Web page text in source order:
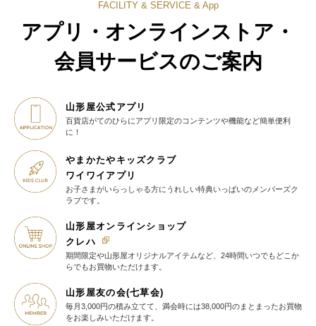
FACILITY & SERVICE & App
アプリ・オンラインストア・
会員サービスのご案内
山形屋公式アプリ
百貨店がてのひらにアプリ限定のコンテンツや機能など簡単便利
に！
やまかたやキッズクラブ
ワイワイアプリ
お子さまがいらっしゃる方に うれしい特典いっぱいの メンバーズク
ラブです。
山形屋オンラインショップ
クレハ
期間限定や山形屋オリジナルアイテムなど、24時間いつでもどこか
らでもお買物いただけます。
山形屋友の会(七草会)
毎月3,000円の積み立てて、満会時には38,000円のまとまったお買物
をお楽しみいただけます。